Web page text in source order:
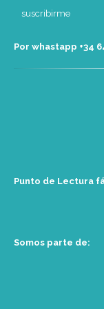
Por whastapp +34
Punto de Lectura
Somos parte de: